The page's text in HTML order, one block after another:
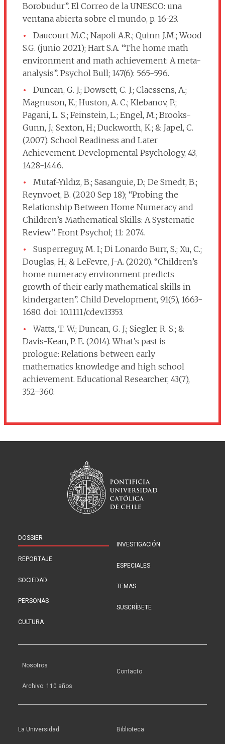
Borobudur”. El Correo de la UNESCO: una
ventana abierta sobre el mundo, p. 16-23.
Daucourt M.C.; Napoli A.R.; Quinn J.M.; Wood
S.G. (junio 2021); Hart S.A. “The home math
environment and math achievement: A meta-
analysis”. Psychol Bull; 147(6): 565-596.
Duncan, G. J.; Dowsett, C. J.; Claessens, A.;
Magnuson, K.; Huston, A. C.; Klebanov, P.;
Pagani, L. S.; Feinstein, L.; Engel, M.; Brooks-
Gunn, J.; Sexton, H.; Duckworth, K.; & Japel, C.
(2007). School Readiness and Later
Achievement. Developmental Psychology, 43,
1428-1446.
Mutaf-Yıldız, B.; Sasanguie, D.; De Smedt, B.;
Reynvoet, B. (2020 Sep 18); “Probing the
Relationship Between Home Numeracy and
Children’s Mathematical Skills: A Systematic
Review”. Front Psychol; 11: 2074.
Susperreguy, M. I.; Di Lonardo Burr, S.; Xu, C.;
Douglas, H.; & LeFevre, J-A. (2020). “Children’s
home numeracy environment predicts
growth of their early mathematical skills in
kindergarten”. Child Development, 91(5), 1663-
1680. doi: 10.1111/cdev.13353.
Watts, T. W.; Duncan, G. J.; Siegler, R. S.; &
Davis-Kean, P. E. (2014). What’s past is
prologue: Relations between early
mathematics knowledge and high school
achievement. Educational Researcher, 43(7),
352–360.
DOSSIER
REPORTAJE
SOCIEDAD
PERSONAS
CULTURA
INVESTIGACIÓN
ESPECIALES
TEMAS
SUSCRÍBETE
Nosotros
Archivo: 110 años
Contacto
La Universidad Biblioteca